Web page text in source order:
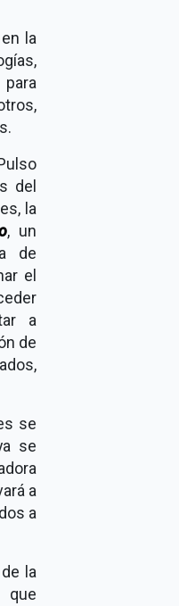
la
del
la
, un
de
el
a
de
se
se
a
a
la